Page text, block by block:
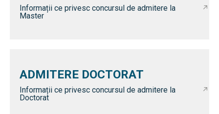
Informații ce privesc concursul de admitere la
Master
ADMITERE DOCTORAT
Informații ce privesc concursul de admitere la
Doctorat